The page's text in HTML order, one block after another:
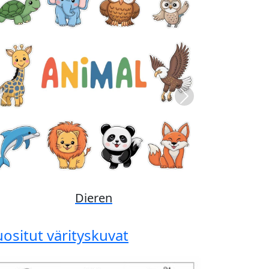
Disney
Previous Next
värityskuvat